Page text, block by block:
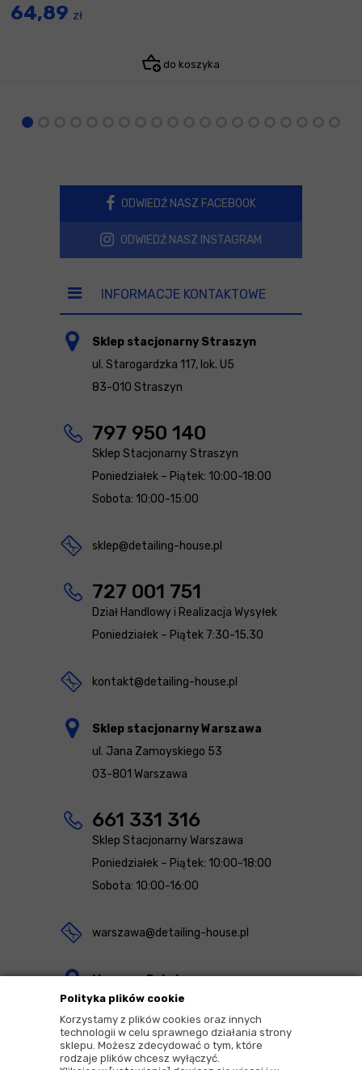
Polityka plików cookie
Korzystamy z plików cookies oraz innych
technologii w celu sprawnego działania strony
sklepu. Możesz zdecydować o tym, które
rodzaje plików chcesz wyłączyć.
64,89 zł
do koszyka
ODWIEDŹ NASZ FACEBOOK
ODWIEDŹ NASZ INSTAGRAM
INFORMACJE KONTAKTOWE
Sklep stacjonarny Straszyn
ul. Starogardzka 117, lok. U5
83-010 Straszyn
797 950 140
Sklep Stacjonarny Straszyn
Poniedziałek – Piątek: 10:00-18:00
Sobota: 10:00-15:00
sklep@detailing-house.pl
727 001 751
Dział Handlowy i Realizacja Wysyłek
Poniedziałek – Piątek 7:30-15.30
kontakt@detailing-house.pl
Sklep stacjonarny Warszawa
ul. Jana Zamoyskiego 53
03-801 Warszawa
661 331 316
Sklep Stacjonarny Warszawa
Poniedziałek – Piątek: 10:00-18:00
Sobota: 10:00-16:00
warszawa@detailing-house.pl
Magazyn Rekcin
Nomos Sp. z o.o. sp.k.
ul. Agrestowa 1
83-010 Rekcin